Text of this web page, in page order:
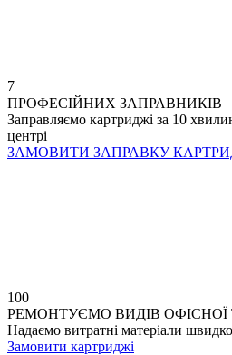
7
ПРОФЕСІЙНИХ ЗАПРАВНИКІВ
Заправляємо картриджі за 10
центрі
ЗАМОВИТИ ЗАПРАВКУ
100
РЕМОНТУЄМО ВИДІВ ОФІСНОЇ
Надаємо витратні матеріали швидко
Замовити картриджі